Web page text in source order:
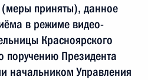
(меры приняты), данное
в режиме видео-
Красноярского
поручению Президента
начальником Управления